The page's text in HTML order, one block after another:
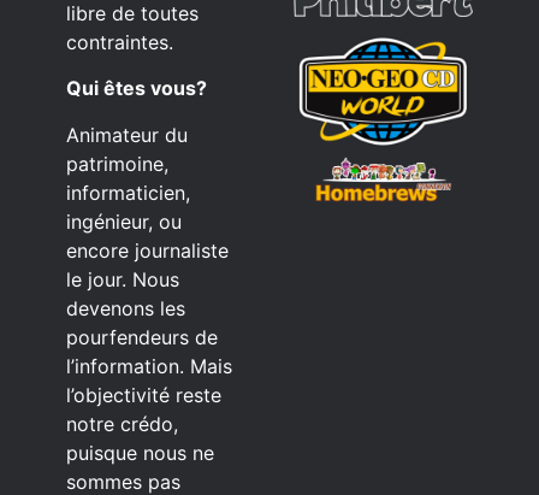
libre de toutes
contraintes.
Qui êtes vous?
Animateur du
patrimoine,
informaticien,
ingénieur, ou
encore journaliste
le jour. Nous
devenons les
pourfendeurs de
l’information. Mais
l’objectivité reste
notre crédo,
puisque nous ne
sommes pas